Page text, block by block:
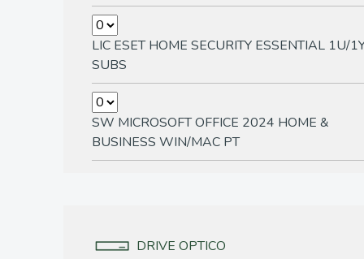
LIC ESET HOME SECURITY ESSENTIAL 1U/
SUBS
SW MICROSOFT OFFICE 2024 HOME &
BUSINESS WIN/MAC PT
DRIVE OPTICO